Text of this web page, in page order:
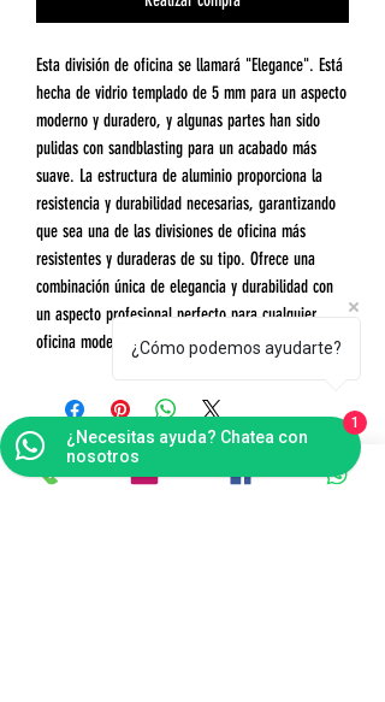
Esta división de oficina se llamará "Elegance". Está
hecha de vidrio templado de 5 mm para un aspecto
moderno y duradero, y algunas partes han sido
pulidas con sandblasting para un acabado más
suave. La estructura de aluminio proporciona la
resistencia y durabilidad necesarias, garantizando
que sea una de las divisiones de oficina más
resistentes y duraderas de su tipo. Ofrece una
combinación única de elegancia y durabilidad con
un aspecto profesional perfecto para cualquier
oficina moderna.¿Cómo podemos ayudarte?
¿Necesitas ayuda? Chatea con
nosotros
1